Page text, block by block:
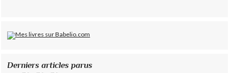
Derniers articles parus